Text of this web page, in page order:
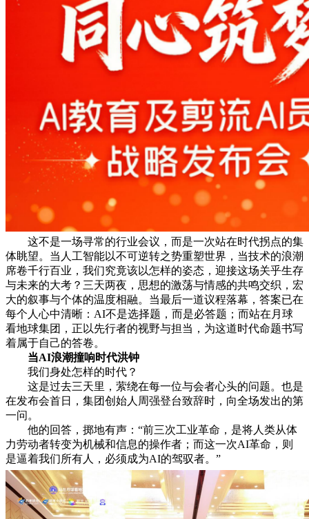
这不是一场寻常的行业会议，而是一次站在时代拐点的集
体眺望。当人工智能以不可逆转之势重塑世界，当技术的浪潮
席卷千行百业，我们究竟该以怎样的姿态，迎接这场关乎生存
与未来的大考？三天两夜，思想的激荡与情感的共鸣交织，宏
大的叙事与个体的温度相融。当最后一道议程落幕，答案已在
每个人心中清晰：AI不是选择题，而是必答题；而站在月球
看地球集团，正以先行者的视野与担当，为这道时代命题书写
着属于自己的答卷。
当AI浪潮撞响时代洪钟
我们身处怎样的时代？
这是过去三天里，萦绕在每一位与会者心头的问题。也是
在发布会首日，集团创始人周强登台致辞时，向全场发出的第
一问。
他的回答，掷地有声：“前三次工业革命，是将人类从体
力劳动者转变为机械和信息的操作者；而这一次AI革命，则
是逼着我们所有人，必须成为AI的驾驭者。”